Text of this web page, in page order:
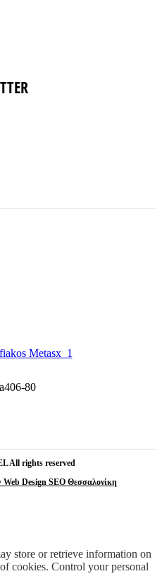
All rights reserved
store or retrieve information on
cookies. Control your personal